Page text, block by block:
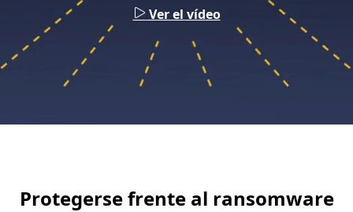
Ver el vídeo
Protegerse frente al ransomware